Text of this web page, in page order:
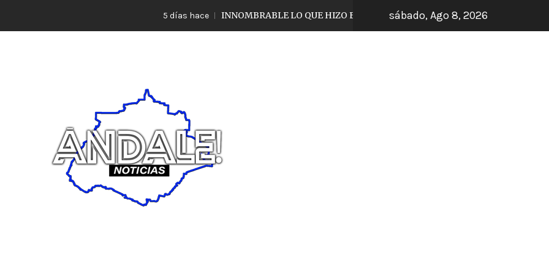
5 días hace INNOMBRABLE LO QUE HIZO EL JUGADOR DE TIJUANA 5 días hace
sábado, Ago 8, 2026